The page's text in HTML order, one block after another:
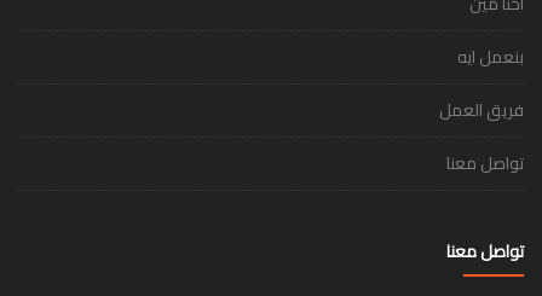
بنعمل ايه
فريق العمل
تواصل معنا
تواصل معنا